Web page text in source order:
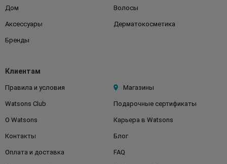
Дом Волосы
Аксессуары Дерматокосметика
Бренды
Клиентам
Правила и условия Магазины
Watsons Club Подарочные сертификаты
О Watsons Карьера в Watsons
Контакты Блог
Оплата и доставка FAQ